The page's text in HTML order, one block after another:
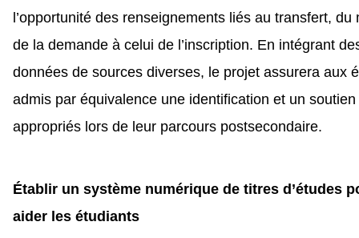
l’opportunité des renseignements liés au transfert, du
de la demande à celui de l’inscription. En intégrant
données de sources diverses, le projet assurera aux
admis par équivalence une identification et un soutien
appropriés lors de leur parcours postsecondaire.
Établir un système numérique de titres d’études
aider les étudiants